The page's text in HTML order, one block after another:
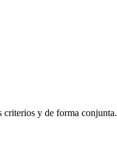
criterios y de forma conjunta.